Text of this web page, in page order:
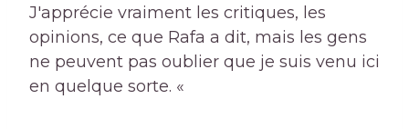
J'apprécie vraiment les critiques, les
opinions, ce que Rafa a dit, mais les gens
ne peuvent pas oublier que je suis venu ici
en quelque sorte. «